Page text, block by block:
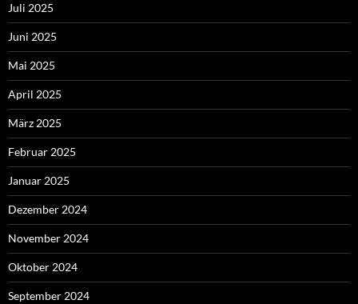
Juli 2025
Juni 2025
Mai 2025
April 2025
März 2025
Februar 2025
Januar 2025
Dezember 2024
November 2024
Oktober 2024
September 2024